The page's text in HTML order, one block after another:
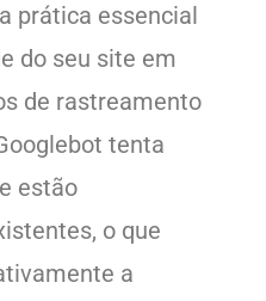
prática essencial
do seu site em
de rastreamento
tenta
estão
o que
a